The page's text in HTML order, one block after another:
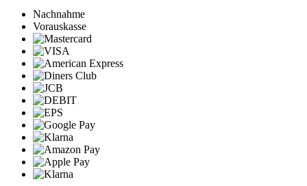
Nachnahme
Vorauskasse